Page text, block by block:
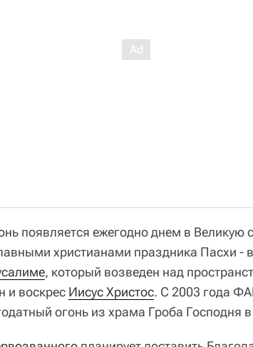
появляется ежегодно днем в Великую
христианами праздника Пасхи -
, который возведен над
и воскрес Иисус Христос. С 2003 года
огонь из храма Гроба Господня в